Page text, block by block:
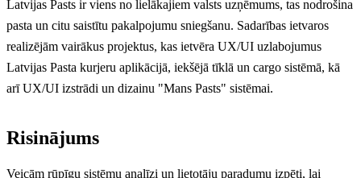
Latvijas Pasts ir viens no lielākajiem valsts uzņēmums, tas nodrošina
pasta un citu saistītu pakalpojumu sniegšanu. Sadarības ietvaros
realizējām vairākus projektus, kas ietvēra UX/UI uzlabojumus
Latvijas Pasta kurjeru aplikācijā, iekšējā tīklā un cargo sistēmā, kā
arī UX/UI izstrādi un dizainu "Mans Pasts" sistēmai.
Risinājums
Veicām rūpīgu sistēmu analīzi un lietotāju paradumu izpēti, lai